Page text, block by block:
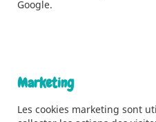
Google.
Marketing
Les cookies marketing sont